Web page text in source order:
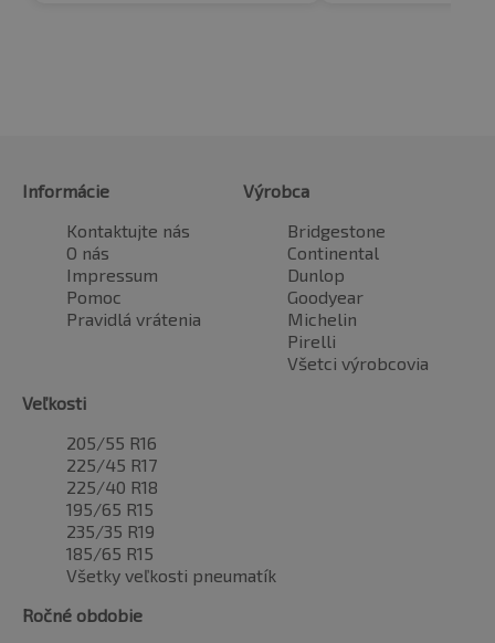
Informácie
Kontaktujte nás
O nás
Impressum
Pomoc
Pravidlá vrátenia
Výrobca
Bridgestone
Continental
Dunlop
Goodyear
Michelin
Pirelli
Všetci výrobcovia
Veľkosti
205/55 R16
225/45 R17
225/40 R18
195/65 R15
235/35 R19
185/65 R15
Všetky veľkosti pneumatík
Ročné obdobie